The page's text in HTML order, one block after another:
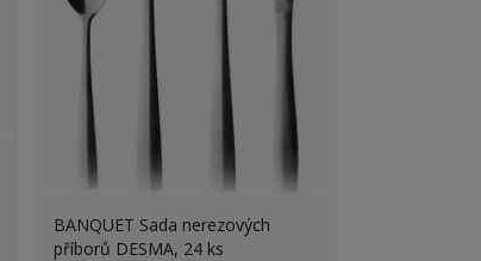
BANQUET Sada nerezových
příborů DESMA, 24 ks